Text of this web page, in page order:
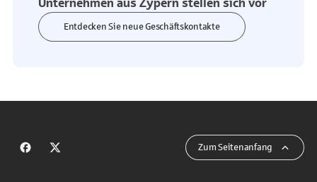
Unternehmen aus Zypern stellen sich vor
Entdecken Sie neue Geschäftskontakte
Zum Facebook Auftritt des EuropaService
Zum X Auftritt des EuropaService
Zum Seitenanfang